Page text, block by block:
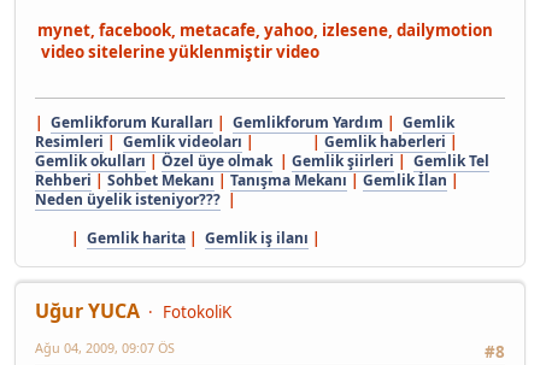
mynet, facebook, metacafe, yahoo, izlesene, dailymotion
video sitelerine yüklenmiştir video
| Gemlikforum Kuralları | Gemlikforum Yardım | Gemlik
Resimleri | Gemlik videoları | | Gemlik haberleri |
Gemlik okulları | Özel üye olmak| Gemlik şiirleri | Gemlik Tel
Rehberi | Sohbet Mekanı | Tanışma Mekanı | Gemlik İlan |
Neden üyelik isteniyor??? |
| Gemlik harita | Gemlik iş ilanı |
Uğur YUCA
FotokoliK
#8
Ağu 04, 2009, 09:07 ÖS